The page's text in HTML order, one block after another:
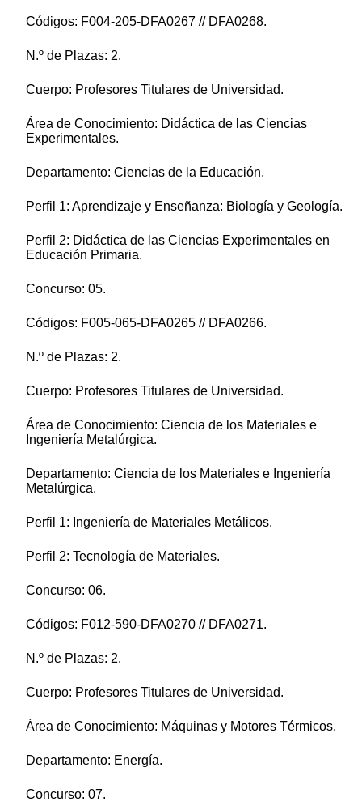
Códigos: F004-205-DFA0267 // DFA0268.
N.º de Plazas: 2.
Cuerpo: Profesores Titulares de Universidad.
Área de Conocimiento: Didáctica de las Ciencias
Experimentales.
Departamento: Ciencias de la Educación.
Perfil 1: Aprendizaje y Enseñanza: Biología y Geología.
Perfil 2: Didáctica de las Ciencias Experimentales en
Educación Primaria.
Concurso: 05.
Códigos: F005-065-DFA0265 // DFA0266.
N.º de Plazas: 2.
Cuerpo: Profesores Titulares de Universidad.
Área de Conocimiento: Ciencia de los Materiales e
Ingeniería Metalúrgica.
Departamento: Ciencia de los Materiales e Ingeniería
Metalúrgica.
Perfil 1: Ingeniería de Materiales Metálicos.
Perfil 2: Tecnología de Materiales.
Concurso: 06.
Códigos: F012-590-DFA0270 // DFA0271.
N.º de Plazas: 2.
Cuerpo: Profesores Titulares de Universidad.
Área de Conocimiento: Máquinas y Motores Térmicos.
Departamento: Energía.
Concurso: 07.